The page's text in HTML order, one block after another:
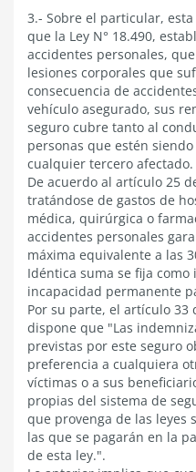
3.- Sobre el particular,
que la Ley N° 18.490,
accidentes personales,
lesiones corporales que
consecuencia de
vehículo asegurado, sus
seguro cubre tanto al
personas que estén
cualquier tercero afectado.
De acuerdo al artículo 25
tratándose de gastos de
médica, quirúrgica o
accidentes personales
máxima equivalente a las
Idéntica suma se fija
incapacidad permanente
Por su parte, el artículo 33
dispone que "Las
previstas por este seguro
preferencia a cualquiera
víctimas o a sus
propias del sistema de
que provenga de las leyes
las que se pagarán en la
de esta ley.".